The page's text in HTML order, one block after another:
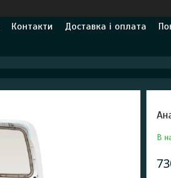
Контакти Доставка і оплата
В